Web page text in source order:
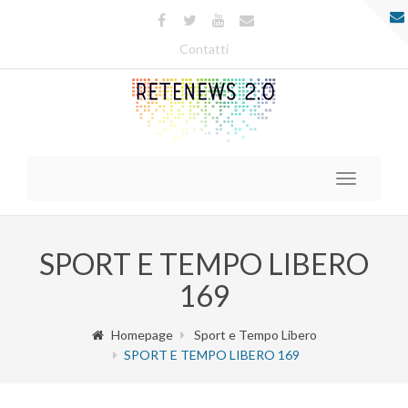
Contatti
Toggle
SPORT E TEMPO LIBERO
169
Homepage
Sport e Tempo Libero
SPORT E TEMPO LIBERO 169